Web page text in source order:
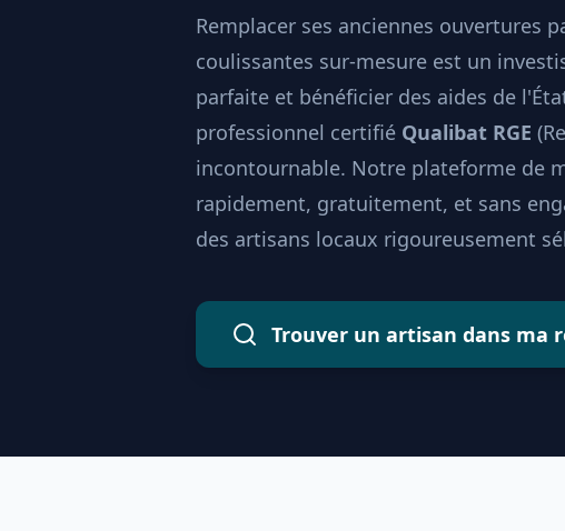
Remplacer ses anciennes ouvertures
coulissantes sur-mesure est un
parfaite et bénéficier des aides de
professionnel certifié Qualibat RGE
incontournable. Notre plateforme de
rapidement, gratuitement, et sans
des artisans locaux rigoureusement
Trouver un artisan dans ma